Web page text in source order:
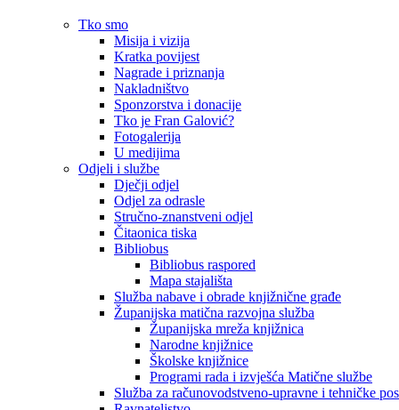
Tko smo
Misija i vizija
Kratka povijest
Nagrade i priznanja
Nakladništvo
Sponzorstva i donacije
Tko je Fran Galović?
Fotogalerija
U medijima
Odjeli i službe
Dječji odjel
Odjel za odrasle
Stručno-znanstveni odjel
Čitaonica tiska
Bibliobus
Bibliobus raspored
Mapa stajališta
Služba nabave i obrade knjižnične građe
Županijska matična razvojna služba
Županijska mreža knjižnica
Narodne knjižnice
Školske knjižnice
Programi rada i izvješća Matične službe
Služba za računovodstveno-upravne i tehničke